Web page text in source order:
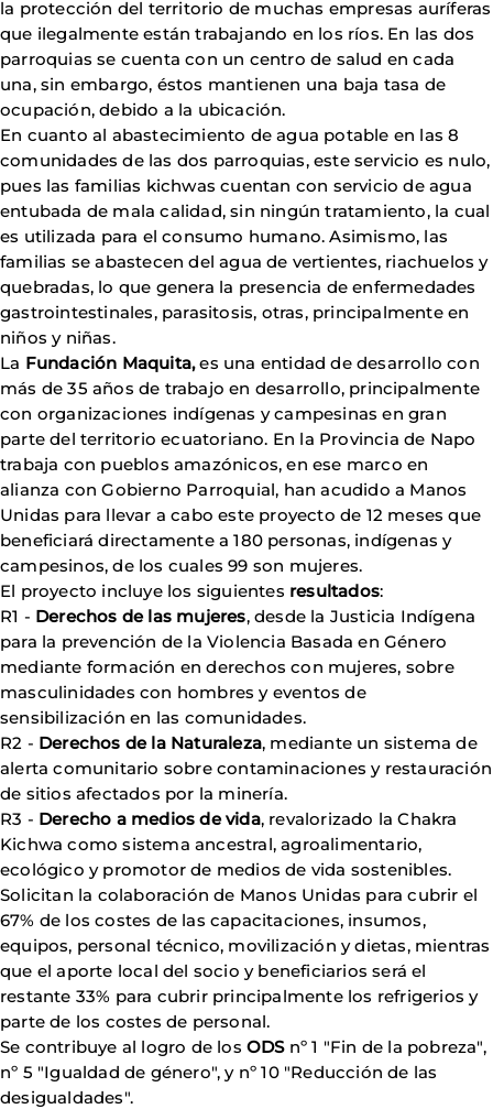
la protección del territorio de muchas empresas auríferas
que ilegalmente están trabajando en los ríos. En las dos
parroquias se cuenta con un centro de salud en cada
una, sin embargo, éstos mantienen una baja tasa de
ocupación, debido a la ubicación.
En cuanto al abastecimiento de agua potable en las 8
comunidades de las dos parroquias, este servicio es nulo,
pues las familias kichwas cuentan con servicio de agua
entubada de mala calidad, sin ningún tratamiento, la cual
es utilizada para el consumo humano. Asimismo, las
familias se abastecen del agua de vertientes, riachuelos y
quebradas, lo que genera la presencia de enfermedades
gastrointestinales, parasitosis, otras, principalmente en
niños y niñas.
La Fundación Maquita,es una entidad de desarrollo con
más de 35 años de trabajo en desarrollo, principalmente
con organizaciones indígenas y campesinas en gran
parte del territorio ecuatoriano. En la Provincia de Napo
trabaja con pueblos amazónicos, en ese marco en
alianza con Gobierno Parroquial, han acudido a Manos
Unidas para llevar a cabo este proyecto de 12 meses que
beneficiará directamente a 180 personas, indígenas y
campesinos, de los cuales 99 son mujeres.
El proyecto incluye los siguientes resultados:
R1 - Derechos de las mujeres, desde la Justicia Indígena
para la prevención de la Violencia Basada en Género
mediante formación en derechos con mujeres, sobre
masculinidades con hombres y eventos de
sensibilización en las comunidades.
R2 - Derechos de la Naturaleza, mediante un sistema de
alerta comunitario sobre contaminaciones y restauración
de sitios afectados por la minería.
R3 - Derecho a medios de vida, revalorizado la Chakra
Kichwa como sistema ancestral, agroalimentario,
ecológico y promotor de medios de vida sostenibles.
Solicitan la colaboración de Manos Unidas para cubrir el
67% de los costes de las capacitaciones, insumos,
equipos, personal técnico, movilización y dietas, mientras
que el aporte local del socio y beneficiarios será el
restante 33% para cubrir principalmente los refrigerios y
parte de los costes de personal.
Se contribuye al logro de los ODSnº 1 "Fin de la pobreza",
nº 5 "Igualdad de género", y nº 10 "Reducción de las
desigualdades".